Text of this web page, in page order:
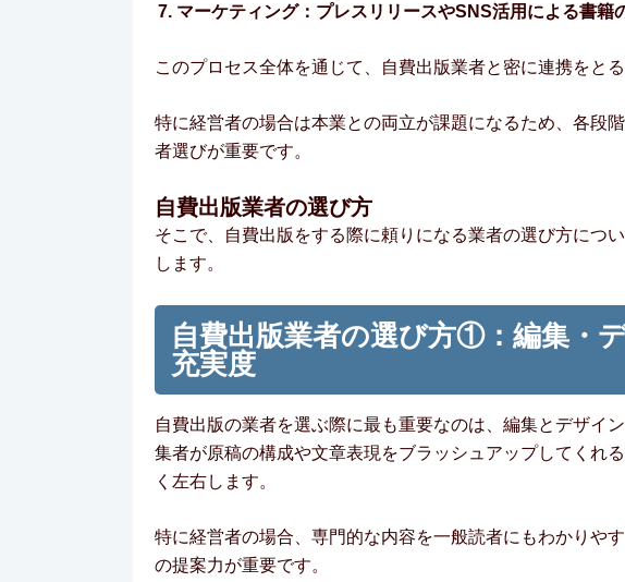
マーケティング：プレスリリースやSNS活用による書籍
このプロセス全体を通じて、自費出版業者と密に連携をと
特に経営者の場合は本業との両立が課題になるため、各段
者選びが重要です。
自費出版業者の選び方
そこで、自費出版をする際に頼りになる業者の選び方につ
します。
自費出版業者の選び方①：編集・
充実度
自費出版の業者を選ぶ際に最も重要なのは、編集とデザイ
集者が原稿の構成や文章表現をブラッシュアップしてくれ
く左右します。
特に経営者の場合、専門的な内容を一般読者にもわかりや
の提案力が重要です。